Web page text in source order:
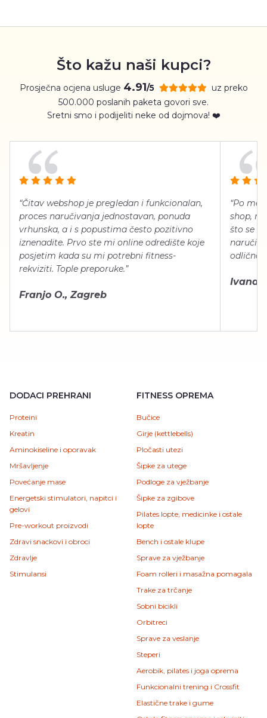
Što kažu naši kupci?
Prosječna ocjena usluge 4.91/5
uz preko
500.000 poslanih paketa govori sve.
Sretni smo i podijeliti neke od dojmova! ❤️
“Čitav webshop je pregledan i funkcionalan,
proces naručivanja jednostavan, ponuda
vrhunska, a i s popustima često pozitivno
iznenadite. Prvo ste mi online odredište koje
posjetim kada su mi potrebni fitness-
rekviziti. Tople preporuke.”
Franjo O., Zagreb
“Po
shop,
što se
naručiti,
odlično
Ivana
DODACI PREHRANI
Proteini
Kreatin
Aminokiseline i oporavak
Mršavljenje
Povećanje mase
Energetski stimulatori, napitci i
gelovi
Pre-workout proizvodi
Zdravi snackovi i obroci
Zdravlje
Stimulansi
FITNESS OPREMA
Bučice
Girje (kettlebells)
Pločasti utezi
Šipke za utege
Podloge za vježbanje
Šipke za zgibove
Pilates lopte, medicinke i ostale
lopte
Bench i ostale klupe
Sprave za vježbanje
Foam rolleri i masažna pomagala
Trake za trčanje
Sobni bicikli
Orbitreci
Sprave za veslanje
Steperi
Aerobik, pilates i joga oprema
Funkcionalni trening i Crossfit
Elastične trake i gume